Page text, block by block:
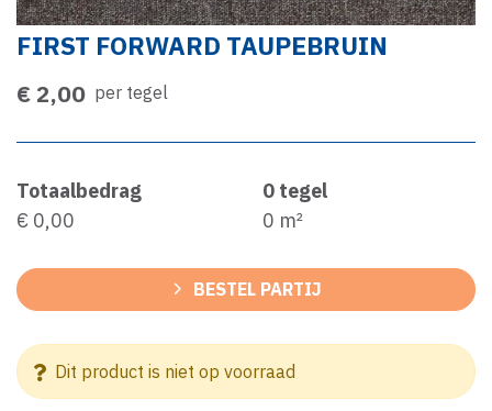
FIRST FORWARD TAUPEBRUIN
€ 2,00 per tegel
Totaalbedrag
€ 0,00
0 tegel
0 m²
BESTEL PARTIJ
Dit product is niet op voorraad